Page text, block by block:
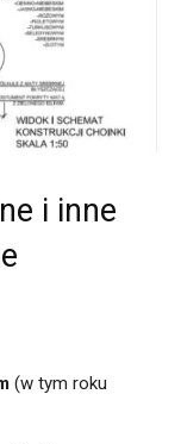
i inne
(w tym roku